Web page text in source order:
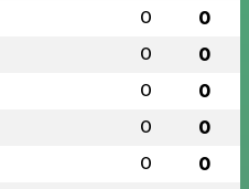
0 0
0 0
0 0
0 0
0 0